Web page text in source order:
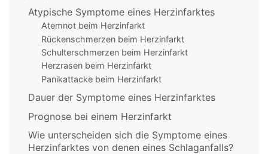
Atypische Symptome eines Herzinfarktes
Atemnot beim Herzinfarkt
Rückenschmerzen beim Herzinfarkt
Schulterschmerzen beim Herzinfarkt
Herzrasen beim Herzinfarkt
Panikattacke beim Herzinfarkt
Dauer der Symptome eines Herzinfarktes
Prognose bei einem Herzinfarkt
Wie unterscheiden sich die Symptome eines
Herzinfarktes von denen eines Schlaganfalls?